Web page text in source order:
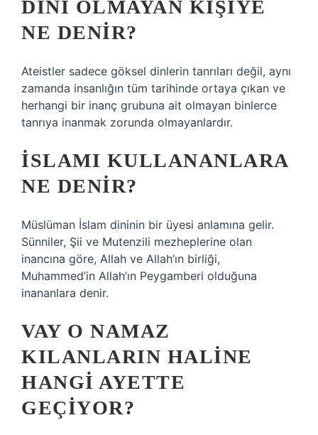
DINI OLMAYAN KIŞIYE
NE DENIR?
Ateistler sadece göksel dinlerin tanrıları değil, aynı
zamanda insanlığın tüm tarihinde ortaya çıkan ve
herhangi bir inanç grubuna ait olmayan binlerce
tanrıya inanmak zorunda olmayanlardır.
İSLAMI KULLANANLARA
NE DENIR?
Müslüman İslam dininin bir üyesi anlamına gelir.
Sünniler, Şii ve Mutenzili mezheplerine olan
inancına göre, Allah ve Allah’ın birliği,
Muhammed’in Allah’ın Peygamberi olduğuna
inananlara denir.
VAY O NAMAZ
KILANLARIN HALINE
HANGI AYETTE
GEÇIYOR?